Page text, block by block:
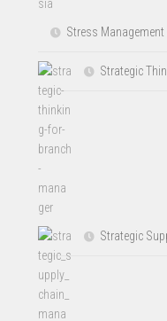
Stress
Strategic
Strategic